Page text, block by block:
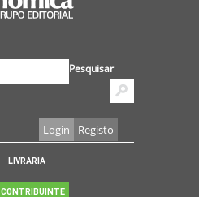
Pesquisar
Login Registo
LIVRARIA
CONTRIBUINTE